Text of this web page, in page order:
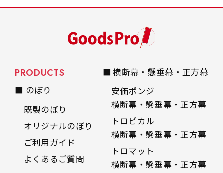
PRODUCTS
■ のぼり
既製のぼり
オリジナルのぼり
ご利用ガイド
よくあるご質問
■ 横断幕・懸垂幕・正方幕
安価ポンジ
横断幕・懸垂幕・正方幕
トロピカル
横断幕・懸垂幕・正方幕
トロマット
横断幕・懸垂幕・正方幕